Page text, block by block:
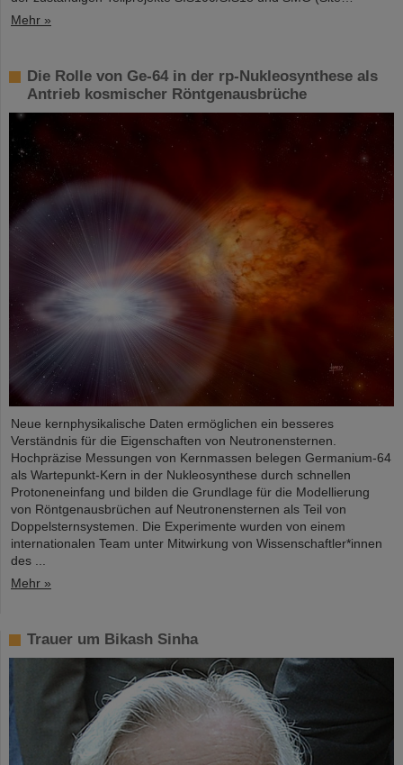
Mehr »
Die Rolle von Ge-64 in der rp-Nukleosynthese als
Antrieb kosmischer Röntgenausbrüche
Neue kernphysikalische Daten ermöglichen ein besseres
Verständnis für die Eigenschaften von Neutronensternen.
Hochpräzise Messungen von Kernmassen belegen Germanium-64
als Wartepunkt-Kern in der Nukleosynthese durch schnellen
Protoneneinfang und bilden die Grundlage für die Modellierung
von Röntgenausbrüchen auf Neutronensternen als Teil von
Doppelsternsystemen. Die Experimente wurden von einem
internationalen Team unter Mitwirkung von Wissenschaftler*innen
des ...
Mehr »
Trauer um Bikash Sinha